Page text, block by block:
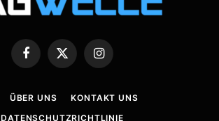
Facebook
X
(Twitter)
Instagram
ÜBER UNS
KONTAKT UNS
DATENSCHUTZRICHTLINIE